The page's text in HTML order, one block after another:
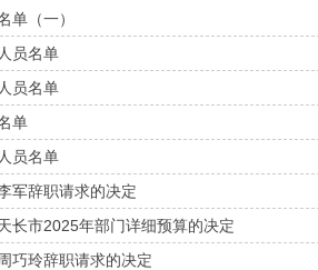
单（一）
员名单
员名单
单
员名单
军辞职请求的决定
长市2025年部门详细预算的决定
巧玲辞职请求的决定